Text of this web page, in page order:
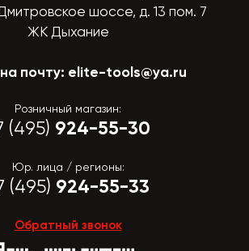
шоссе, д. 13 пом. 7
ЖК Дыхание
почту: elite-tools@ya.ru
Розничный магазин:
(495) 924-55-30
Юр. лица / регионы:
(495) 924-55-33
Обратный звонок